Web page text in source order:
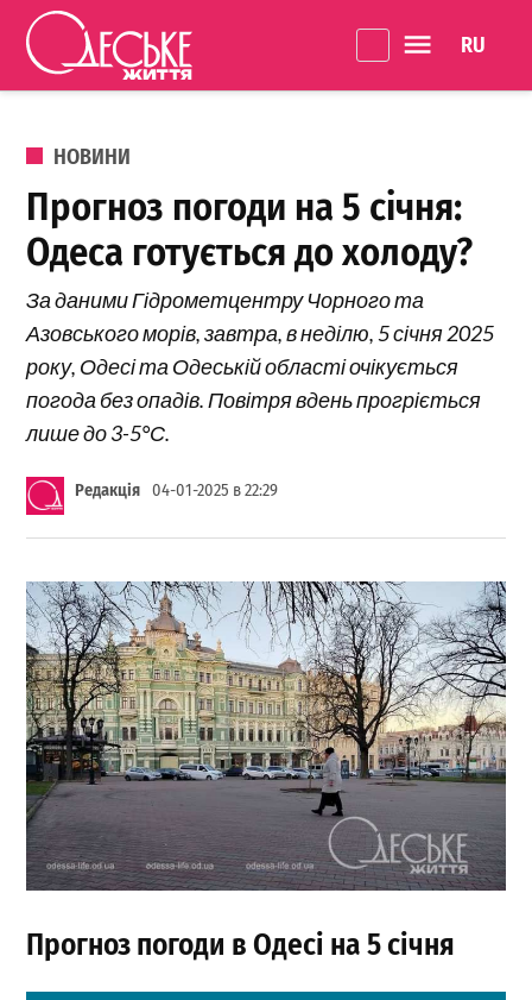
Перейти до вмісту
Життя
ОПУБЛІКОВАНО В
НОВИНИ
Прогноз погоди на 5 січня:
Одеса готується до холоду?
За даними Гідрометцентру Чорного та
Азовського морів, завтра, в неділю, 5 січня 2025
року, Одесі та Одеській області очікується
погода без опадів. Повітря вдень прогріється
лише до 3-5°С.
Редакція 04-01-2025 в 22:29
Прогноз погоди в Одесі на 5 січня